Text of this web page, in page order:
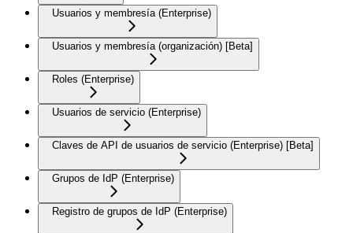
Usuarios y membresía (Enterprise)
Usuarios y membresía (organización) [Beta]
Roles (Enterprise)
Usuarios de servicio (Enterprise)
Claves de API de usuarios de servicio (Enterprise) [Beta]
Grupos de IdP (Enterprise)
Registro de grupos de IdP (Enterprise)